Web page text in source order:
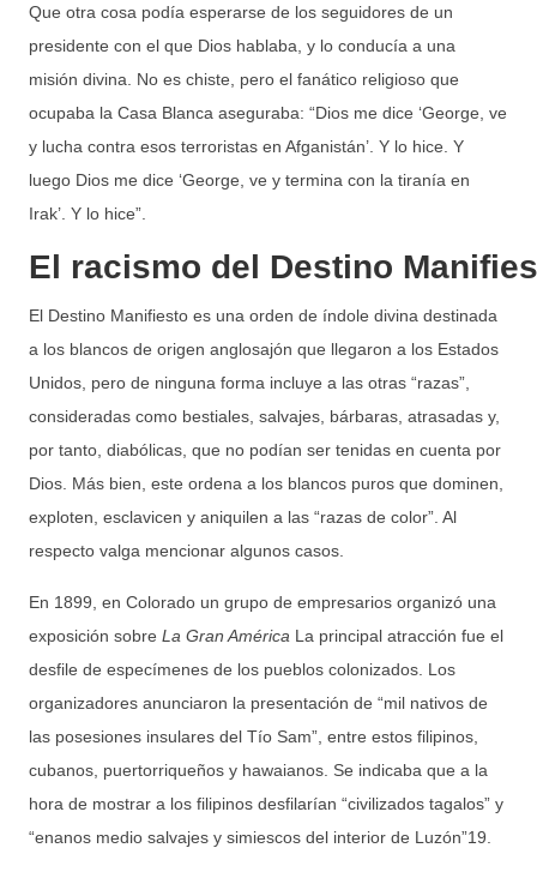
Que otra cosa podía esperarse de los seguidores de un
presidente con el que Dios hablaba, y lo conducía a una
misión divina. No es chiste, pero el fanático religioso que
ocupaba la Casa Blanca aseguraba: “Dios me dice ‘George, ve
y lucha contra esos terroristas en Afganistán’. Y lo hice. Y
luego Dios me dice ‘George, ve y termina con la tiranía en
Irak’. Y lo hice”.
El racismo del Destino
El Destino Manifiesto es una orden de índole divina destinada
a los blancos de origen anglosajón que llegaron a los Estados
Unidos, pero de ninguna forma incluye a las otras “razas”,
consideradas como bestiales, salvajes, bárbaras, atrasadas y,
por tanto, diabólicas, que no podían ser tenidas en cuenta por
Dios. Más bien, este ordena a los blancos puros que dominen,
exploten, esclavicen y aniquilen a las “razas de color”. Al
respecto valga mencionar algunos casos.
En 1899, en Colorado un grupo de empresarios organizó una
exposición sobre La Gran América La principal atracción fue el
desfile de especímenes de los pueblos colonizados. Los
organizadores anunciaron la presentación de “mil nativos de
las posesiones insulares del Tío Sam”, entre estos filipinos,
cubanos, puertorriqueños y hawaianos. Se indicaba que a la
hora de mostrar a los filipinos desfilarían “civilizados tagalos” y
“enanos medio salvajes y simiescos del interior de Luzón”19.